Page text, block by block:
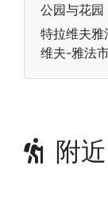
公园与花园
特拉维夫雅
维夫-雅法
附